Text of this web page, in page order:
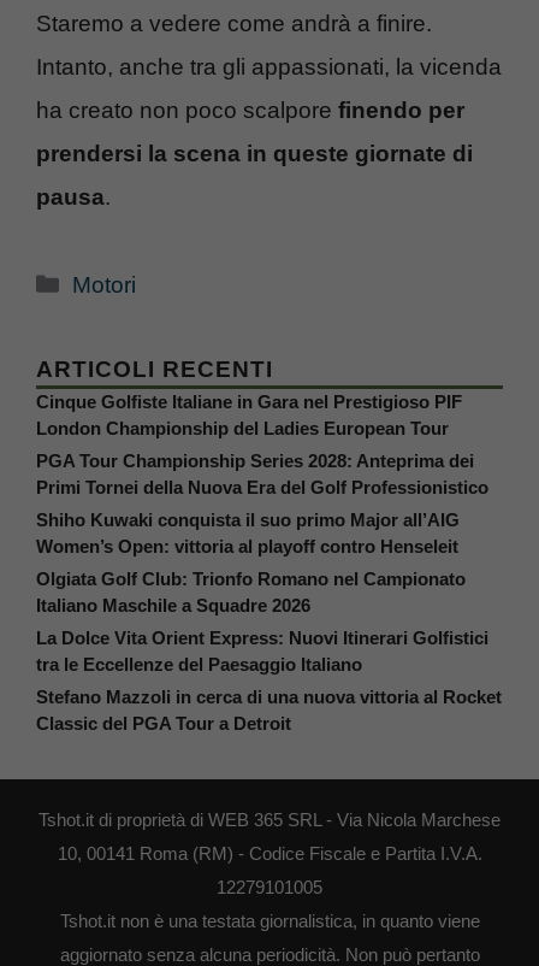
Staremo a vedere come andrà a finire.
Intanto, anche tra gli appassionati, la vicenda
ha creato non poco scalpore finendo per
prendersi la scena in queste giornate di
pausa.
Categorie
Motori
ARTICOLI RECENTI
Cinque Golfiste Italiane in Gara nel Prestigioso PIF
London Championship del Ladies European Tour
PGA Tour Championship Series 2028: Anteprima dei
Primi Tornei della Nuova Era del Golf Professionistico
Shiho Kuwaki conquista il suo primo Major all’AIG
Women’s Open: vittoria al playoff contro Henseleit
Olgiata Golf Club: Trionfo Romano nel Campionato
Italiano Maschile a Squadre 2026
La Dolce Vita Orient Express: Nuovi Itinerari Golfistici
tra le Eccellenze del Paesaggio Italiano
Stefano Mazzoli in cerca di una nuova vittoria al Rocket
Classic del PGA Tour a Detroit
Tshot.it di proprietà di WEB 365 SRL - Via Nicola Marchese
10, 00141 Roma (RM) - Codice Fiscale e Partita I.V.A.
12279101005
Tshot.it non è una testata giornalistica, in quanto viene
aggiornato senza alcuna periodicità. Non può pertanto